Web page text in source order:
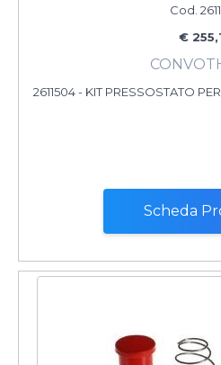
Cod.
€
2611504 - KIT PRESSOSTATO
Scheda